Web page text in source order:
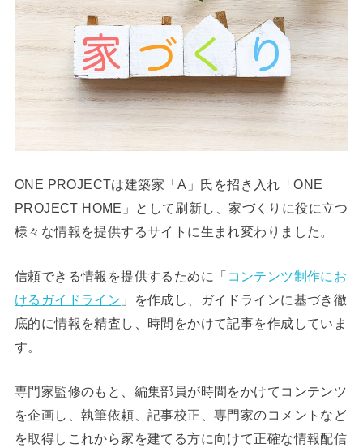
ONE PROJECTは建築家「A」氏を招き入れ「ONE
PROJECT HOME」として刷新し、家づくりに役に立つ
様々な情報を提供するサイトに生まれ変わりました。
信頼できる情報を提供するために「 コンテンツ制作にお
けるガイドライン 」を作成し、ガイドラインに基づき徹
底的に情報を精査し、時間をかけて記事を作成していま
す。
専門家監修のもと、編集部員が時間をかけてコンテンツ
を企画し、執筆依頼、記事校正、専門家のコメントなど
を取得しこれから家を建てる方に向けて正確な情報配信